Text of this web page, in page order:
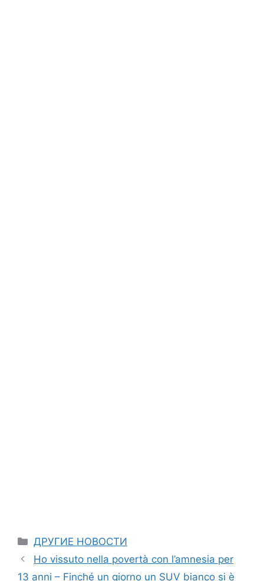
Categories
ДРУГИЕ НОВОСТИ
Ho vissuto nella povertà con l’amnesia per
13 anni – Finché un giorno un SUV bianco si è